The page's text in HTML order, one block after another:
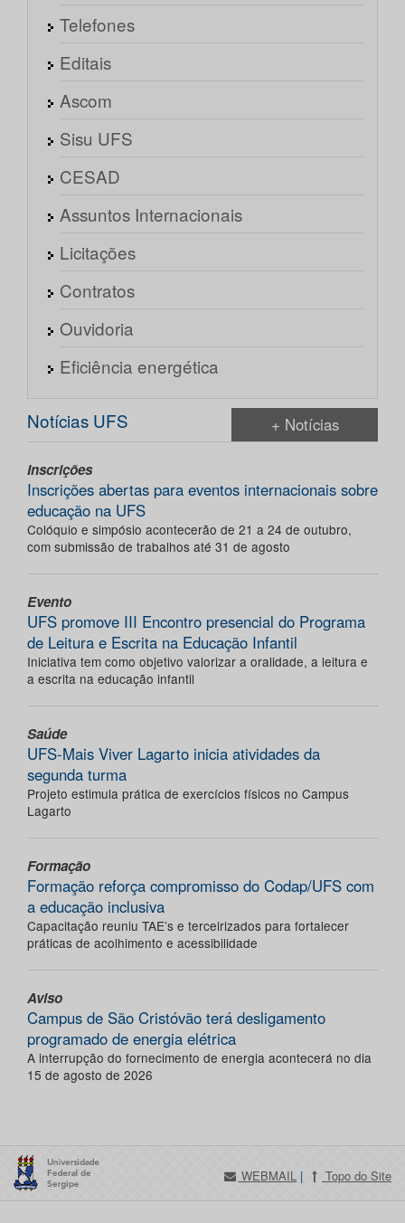
Telefones
Editais
Ascom
Sisu UFS
CESAD
Assuntos Internacionais
Licitações
Contratos
Ouvidoria
Eficiência energética
Notícias UFS + Notícias
Inscrições
Inscrições abertas para eventos internacionais sobre
educação na UFS
Colóquio e simpósio acontecerão de 21 a 24 de outubro,
com submissão de trabalhos até 31 de agosto
Evento
UFS promove III Encontro presencial do Programa
de Leitura e Escrita na Educação Infantil
Iniciativa tem como objetivo valorizar a oralidade, a leitura e
a escrita na educação infantil
Saúde
UFS-Mais Viver Lagarto inicia atividades da
segunda turma
Projeto estimula prática de exercícios físicos no Campus
Lagarto
Formação
Formação reforça compromisso do Codap/UFS com
a educação inclusiva
Capacitação reuniu TAE’s e terceirizados para fortalecer
práticas de acolhimento e acessibilidade
Aviso
Campus de São Cristóvão terá desligamento
programado de energia elétrica
A interrupção do fornecimento de energia acontecerá no dia
15 de agosto de 2026
WEBMAIL | Topo do Site